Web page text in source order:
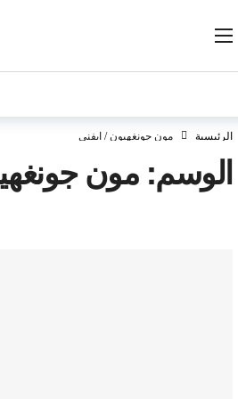
الرئيسية مون جونغهيون / ايفني
الوسم:مون